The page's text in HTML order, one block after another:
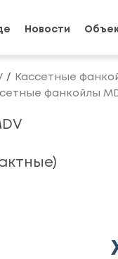
Новости
Кассетные
фанкойлы